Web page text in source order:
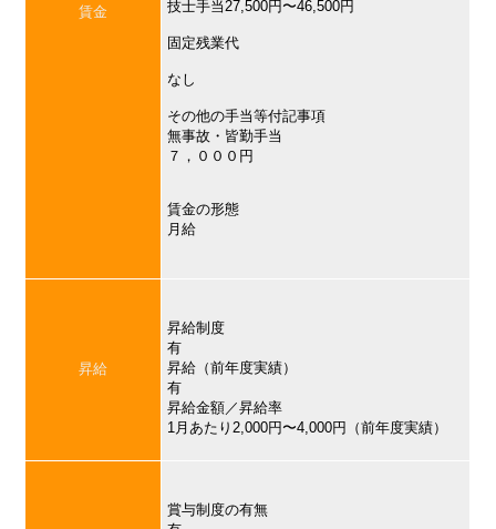
賃金 技士手当27,500円〜46,500円
固定残業代
なし
その他の手当等付記事項
無事故・皆勤手当
７，０００円
賃金の形態
月給
昇給
昇給制度
有
昇給（前年度実績）
有
昇給金額／昇給率
1月あたり2,000円〜4,000円（前年度実績）
賞与制度の有無